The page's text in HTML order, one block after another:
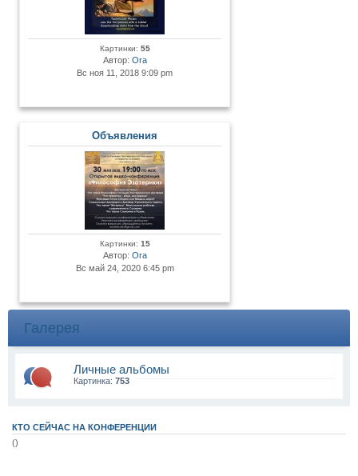
Картинки: 55
Автор: Ora
Вс ноя 11, 2018 9:09 pm
Объявления
Картинки: 15
Автор: Ora
Вс май 24, 2020 6:45 pm
Галерея
Личные альбомы
Картинка: 753
КТО СЕЙЧАС НА КОНФЕРЕНЦИИ
()